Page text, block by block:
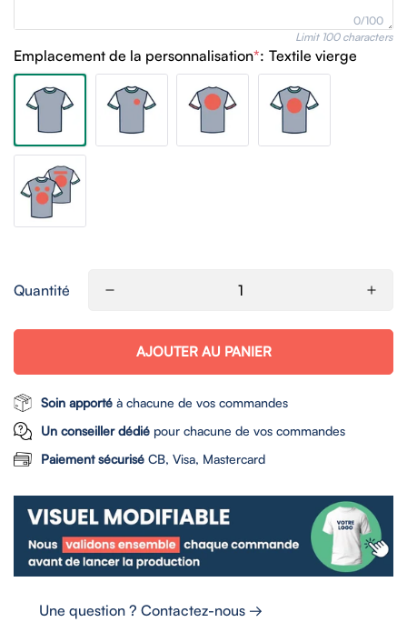
0/100
Limit 100 characters
Emplacement de la personnalisation*: Textile vierge
Quantité
AJOUTER AU PANIER
Soin apporté à chacune de vos commandes
Un conseiller dédié pour chacune de vos commandes
Paiement sécurisé CB, Visa, Mastercard
Une question ? Contactez-nous →